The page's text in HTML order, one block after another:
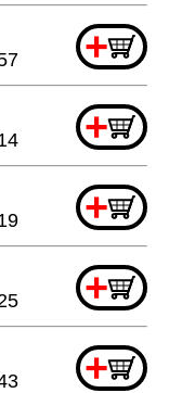
+
+
+
+
+